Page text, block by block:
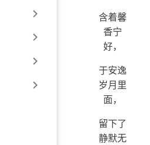
含着馨
香宁
好，
于安逸
岁月里
面，
留下了
静默无